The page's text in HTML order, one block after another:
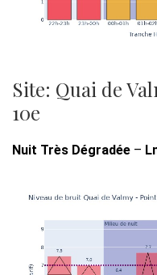
Site: Quai de
10e
Nuit Très Dégradée –